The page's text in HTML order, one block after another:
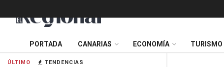
ÚLTIMO TENDENCIAS
PORTADA CANARIAS ECONOMÍA TURISMO